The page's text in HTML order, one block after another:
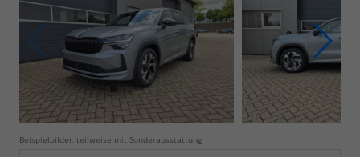
Beispielbilder, teilweise mit Sonderausstattung